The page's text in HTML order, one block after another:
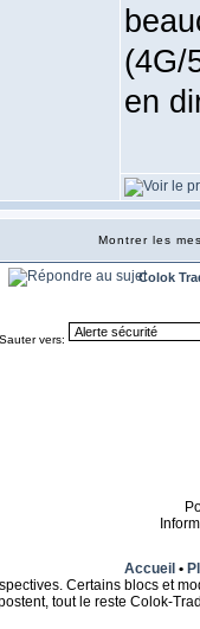
(4G/
en
Montrer les
Colok
Sauter vers:
Accueil •
Certains blocs et
tout le reste Colok-